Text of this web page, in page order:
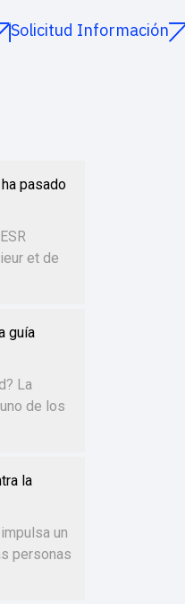
Solicitud Información
pasado
et de
guía
La
de los
la
un
personas